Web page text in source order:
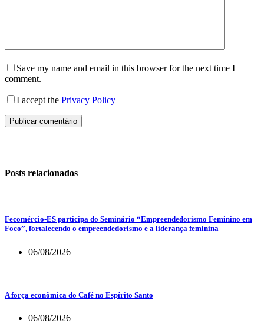
Save my name and email in this browser for the next time I
comment.
I accept the Privacy Policy
Publicar comentário
Posts relacionados
Fecomércio-ES participa do Seminário “Empreendedorismo Feminino em
Foco”, fortalecendo o empreendedorismo e a liderança feminina
06/08/2026
A força econômica do Café no Espírito Santo
06/08/2026